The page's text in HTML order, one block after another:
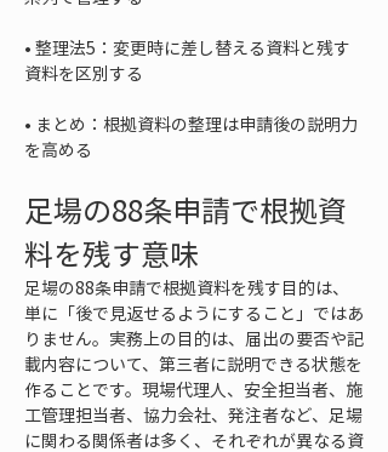
• 整理法5：変更時に差し替える資料と残す
• まとめ：根拠資料の整理は申請後の説明力
を高める
足場の88条申請で根拠資
料を残す意味
足場の88条申請で根拠資料を残す目的は、
単に「後で見返せるようにすること」ではあ
りません。実務上の目的は、届出の要否や記
載内容について、第三者に説明できる状態を
作ることです。現場代理人、安全担当者、施
工管理担当者、協力会社、発注者など、足場
に関わる関係者は多く、それぞれが異なる資